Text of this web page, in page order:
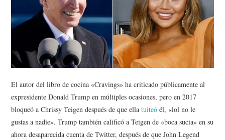
SPORTS
TECHNOLOGY
El autor del libro de cocina «Cravings» ha criticado públicamente al
expresidente Donald Trump en múltiples ocasiones, pero en 2017
bloqueó a Chrissy Teigen después de que ellatuiteó él, «lol no le
gustas a nadie». Trump también calificó a Teigen de «boca sucia» en su
ahora desaparecida cuenta de Twitter, después de que John Legend